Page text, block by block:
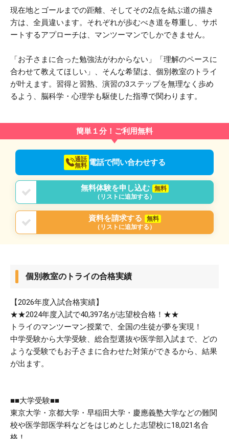
現在地とゴールまでの距離、そしてその2点を結ぶ道の描き
方は、全員違います。それぞれが歩むべき道を尊重し、サポ
ートするアプローチは、マンツーマンでしかできません。
「お子さまに合った勉強法がわからない」「理解のペースに
合わせて教えてほしい」、そんな希望は、個別教室のトライ
が叶えます。習得と習熟、演習の3ステップを無理なく歩め
るよう、脳科学・心理学も駆使した指導で関わります。
簡単１分！ご利用無料
通話
無料 電話で問い合わせする
無料体験を申し込む
無料
（リストに追加する）
資料を請求する
無料
（リストに追加する）
個別教室のトライの合格実績
【2026年度入試合格実績】
★★2024年度入試で40,397名が志望校合格！★★
トライのマンツーマン授業で、全国の生徒が夢を実現！
中学受験から大学受験、総合型選抜や医学部入試まで、どの
ような受験でもお子さまに合わせた対策ができるから、結果
が出ます。
■■大学受験■■
東京大学・京都大学・早稲田大学・慶應義塾大学などの難関
校や医学部医学科などをはじめとした志望校に18,021名合